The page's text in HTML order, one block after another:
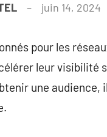
juin 14, 2024
pour les
leur visibilité
une audience,